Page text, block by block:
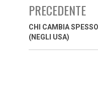
PRECEDENTE
CHI CAMBIA
(NEGLI USA)